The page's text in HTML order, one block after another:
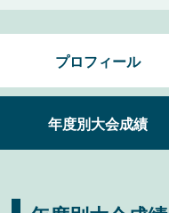
プロフィール
年度別大会成績